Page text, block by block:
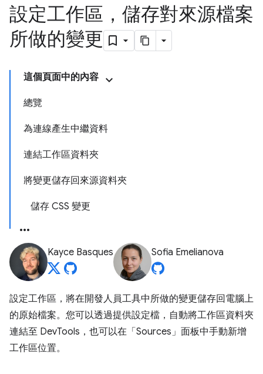
設定工作區，儲存對來源檔案
所做的變更
這個頁面中的內容
總覽
為連線產生中繼資料
連結工作區資料夾
將變更儲存回來源資料夾
儲存 CSS 變更
Kayce Basques Sofia Emelianova
設定工作區，將在開發人員工具中所做的變更儲存回電腦上
的原始檔案。您可以透過提供設定檔，自動將工作區資料夾
連結至 DevTools，也可以在「Sources」 面板中手動新增
工作區位置。